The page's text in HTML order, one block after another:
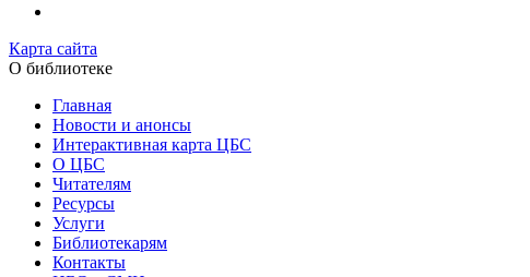
Карта сайта
О библиотеке
Главная
Новости и анонсы
Интерактивная карта ЦБС
О ЦБС
Читателям
Ресурсы
Услуги
Библиотекарям
Контакты